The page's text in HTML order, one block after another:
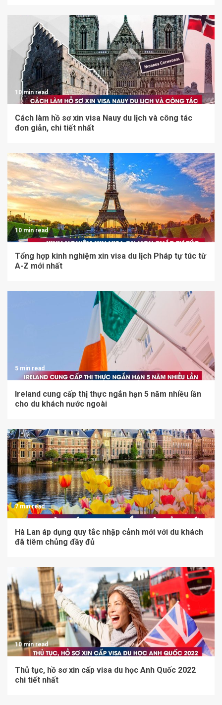
10 min read
Cách làm hồ sơ xin visa Nauy du lịch và công tác
đơn giản, chi tiết nhất
10 min read
Tổng hợp kinh nghiệm xin visa du lịch Pháp tự túc từ
A-Z mới nhất
5 min read
Ireland cung cấp thị thực ngắn hạn 5 năm nhiều lần
cho du khách nước ngoài
7 min read
Hà Lan áp dụng quy tắc nhập cảnh mới với du khách
đã tiêm chủng đầy đủ
10 min read
Thủ tục, hồ sơ xin cấp visa du học Anh Quốc 2022
chi tiết nhất